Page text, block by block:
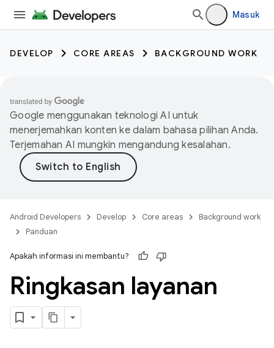
Masuk
DEVELOP CORE AREAS BACKGROUND WORK
Google menggunakan teknologi AI untuk
menerjemahkan konten ke dalam bahasa pilihan Anda.
Terjemahan AI mungkin mengandung kesalahan.
Android Developers Develop Core areas
Background work
Panduan
Apakah informasi ini membantu?
Ringkasan layanan